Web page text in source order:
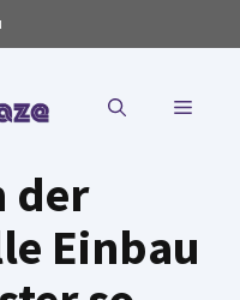
MENU
der
Einbau